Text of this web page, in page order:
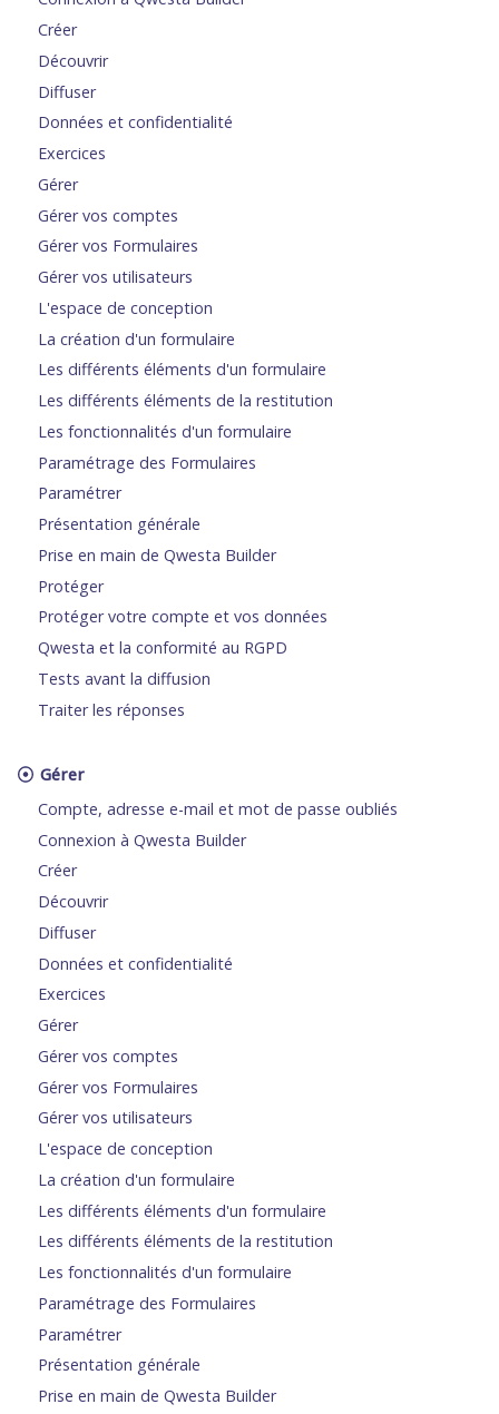
Créer
Découvrir
Diffuser
Données et confidentialité
Exercices
Gérer
Gérer vos comptes
Gérer vos Formulaires
Gérer vos utilisateurs
L'espace de conception
La création d'un formulaire
Les différents éléments d'un formulaire
Les différents éléments de la restitution
Les fonctionnalités d'un formulaire
Paramétrage des Formulaires
Paramétrer
Présentation générale
Prise en main de Qwesta Builder
Protéger
Protéger votre compte et vos données
Qwesta et la conformité au RGPD
Tests avant la diffusion
Traiter les réponses
Gérer
Compte, adresse e-mail et mot de passe oubliés
Connexion à Qwesta Builder
Créer
Découvrir
Diffuser
Données et confidentialité
Exercices
Gérer
Gérer vos comptes
Gérer vos Formulaires
Gérer vos utilisateurs
L'espace de conception
La création d'un formulaire
Les différents éléments d'un formulaire
Les différents éléments de la restitution
Les fonctionnalités d'un formulaire
Paramétrage des Formulaires
Paramétrer
Présentation générale
Prise en main de Qwesta Builder